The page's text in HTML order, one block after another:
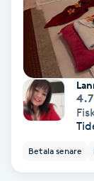
Kroppspeeling
Kärlbehandling
4.7
Betala senare